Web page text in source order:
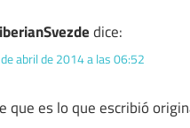
dice:
abril de 2014 a las 06:52
que es lo que escribió